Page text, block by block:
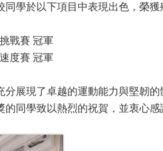
同學於以下項目中表現出色，榮獲
戰賽 冠軍
度賽 冠軍
分展現了卓越的運動能力與堅韌的
的同學致以熱烈的祝賀，並衷心感